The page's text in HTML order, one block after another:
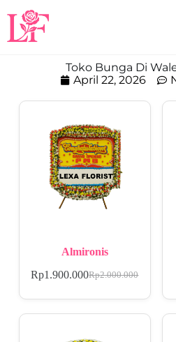
Toko Bunga Di
April 22, 2026
Almironis
Rp2.000.000
Rp1.900.000